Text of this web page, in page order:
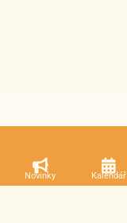
Novinky Kalendář